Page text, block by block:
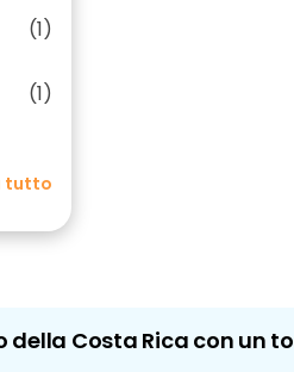
(1)
(1)
tutto
della Costa Rica con un